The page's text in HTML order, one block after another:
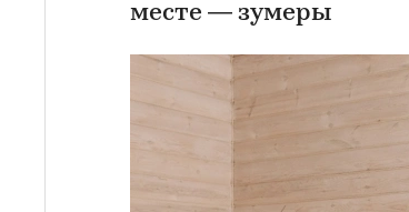
месте — зумеры